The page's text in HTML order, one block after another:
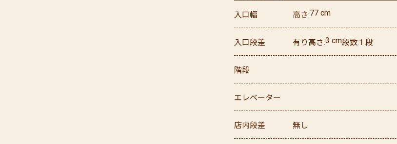
入口幅 高さ 77 cm
入口段差 有り高さ 3 cm段数 1 段
階段
エレベーター
店内段差 無し